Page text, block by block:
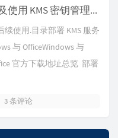
Windows 与 Office 的下载安装及使用 KMS 密钥管理服务激活
使用.目录部署 KMS 服务
与 OfficeWindows 与
官方下载地址总览 部署
3 条评论